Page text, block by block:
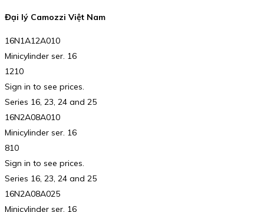
Đại lý Camozzi Việt Nam
16N1A12A010
Minicylinder ser. 16
1210
Sign in to see prices.
Series 16, 23, 24 and 25
16N2A08A010
Minicylinder ser. 16
810
Sign in to see prices.
Series 16, 23, 24 and 25
16N2A08A025
Minicylinder ser. 16